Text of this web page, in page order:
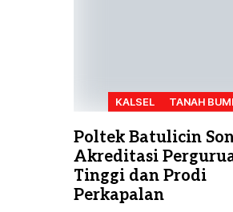
KALSEL TANAH
Poltek Batulicin
Akreditasi
Tinggi dan Prodi
Perkapalan